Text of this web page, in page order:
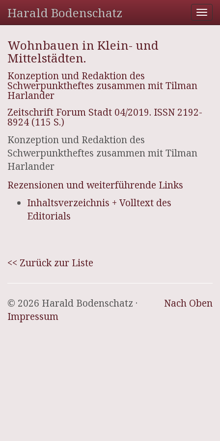
Harald Bodenschatz
Wohnbauen in Klein- und
Mittelstädten.
Konzeption und Redaktion des
Schwerpunktheftes zusammen mit Tilman
Harlander
Zeitschrift Forum Stadt 04/2019. ISSN 2192-
8924 (115 S.)
Konzeption und Redaktion des
Schwerpunktheftes zusammen mit Tilman
Harlander
Rezensionen und weiterführende Links
Inhaltsverzeichnis + Volltext des
Editorials
<< Zurück zur Liste
Nach Oben
© 2026 Harald Bodenschatz ·
Impressum